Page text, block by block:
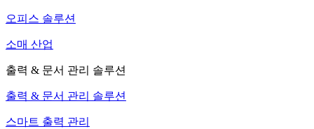
오피스 솔루션
소매 산업
출력 & 문서 관리 솔루션
출력 & 문서 관리 솔루션
스마트 출력 관리